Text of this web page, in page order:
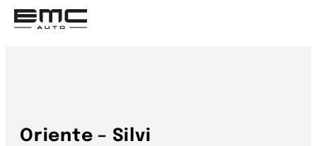
Vai
Oriente – Silvi